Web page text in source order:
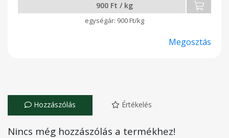
900 Ft / kg
900 Ft/kg
Megosztás
Hozzászólás Értékelés
Nincs még hozzászólás a termékhez!